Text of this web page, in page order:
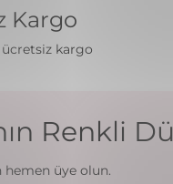
Kargo
kargo
Renkli
hemen üye olun.